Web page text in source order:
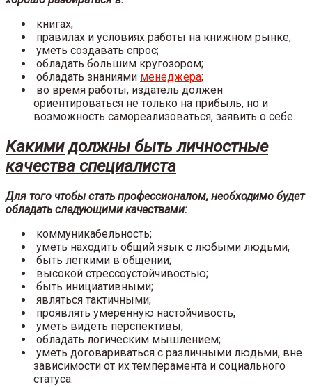
книгах;
правилах и условиях работы на книжном рынке;
уметь создавать спрос;
обладать большим кругозором;
обладать знаниями менеджера;
во время работы, издатель должен
ориентироваться не только на прибыль, но и
возможность самореализоваться, заявить о себе.
Какими должны быть личностные
качества специалиста
Для того чтобы стать профессионалом, необходимо будет
обладать следующими качествами:
коммуникабельность;
уметь находить общий язык с любыми людьми;
быть легкими в общении;
высокой стрессоустойчивостью;
быть инициативными;
являться тактичными;
проявлять умеренную настойчивость;
уметь видеть перспективы;
обладать логическим мышлением;
уметь договариваться с различными людьми, вне
зависимости от их темперамента и социального
статуса.